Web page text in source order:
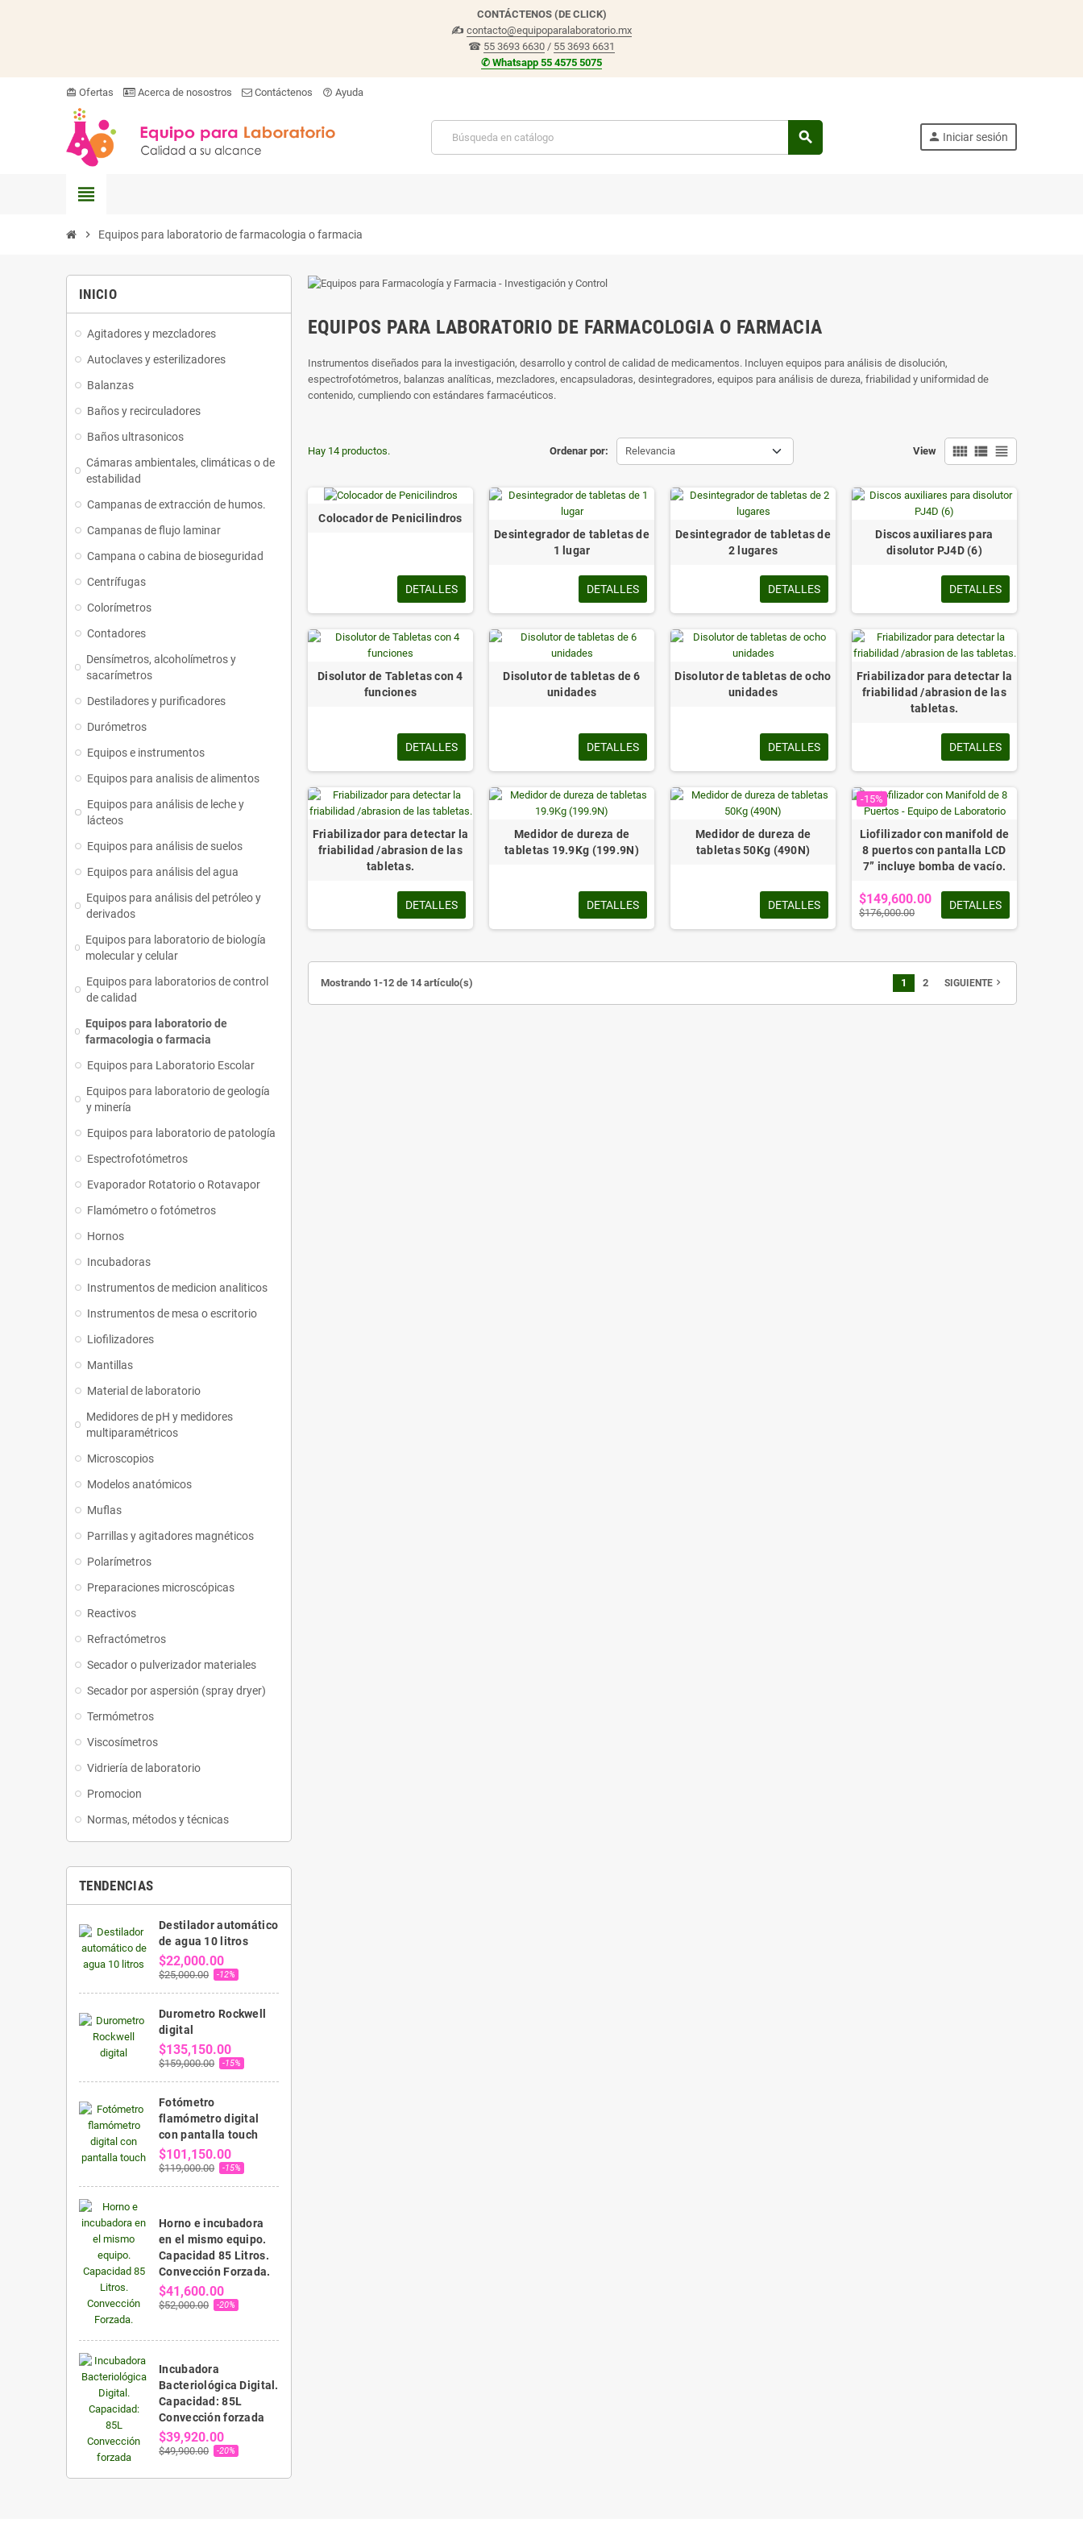
CONTÁCTENOS (DE CLICK)
✍ contacto@equipoparalaboratorio.mx
☎ 55 3693 6630 / 55 3693 6631
✆ Whatsapp 55 4575 5075
card_giftcard Ofertas Acerca de nosostros Contáctenos help_outline Ayuda
search person Iniciar sesión
view_headline
chevron_right Equipos para laboratorio de farmacologia o farmacia
INICIO
Agitadores y mezcladores
Autoclaves y esterilizadores
Balanzas
Baños y recirculadores
Baños ultrasonicos
Cámaras ambientales, climáticas o de
estabilidad
Campanas de extracción de humos.
Campanas de flujo laminar
Campana o cabina de bioseguridad
Centrífugas
Colorímetros
Contadores
Densímetros, alcoholímetros y
sacarímetros
Destiladores y purificadores
Durómetros
Equipos e instrumentos
Equipos para analisis de alimentos
Equipos para análisis de leche y
lácteos
Equipos para análisis de suelos
Equipos para análisis del agua
Equipos para análisis del petróleo y
derivados
Equipos para laboratorio de biología
molecular y celular
Equipos para laboratorios de control
de calidad
Equipos para laboratorio de
farmacologia o farmacia
Equipos para Laboratorio Escolar
Equipos para laboratorio de geología
y minería
Equipos para laboratorio de patología
Espectrofotómetros
Evaporador Rotatorio o Rotavapor
Flamómetro o fotómetros
Hornos
Incubadoras
Instrumentos de medicion analiticos
Instrumentos de mesa o escritorio
Liofilizadores
Mantillas
Material de laboratorio
Medidores de pH y medidores
multiparamétricos
Microscopios
Modelos anatómicos
Muflas
Parrillas y agitadores magnéticos
Polarímetros
Preparaciones microscópicas
Reactivos
Refractómetros
Secador o pulverizador materiales
Secador por aspersión (spray dryer)
Termómetros
Viscosímetros
Vidriería de laboratorio
Promocion
Normas, métodos y técnicas
TENDENCIAS
Destilador automático
de agua 10 litros
$22,000.00
$25,000.00 -12%
Durometro Rockwell
digital
$135,150.00
$159,000.00 -15%
Fotómetro
flamómetro digital
con pantalla touch
$101,150.00
$119,000.00 -15%
Horno e incubadora
en el mismo equipo.
Capacidad 85 Litros.
Convección Forzada.
$41,600.00
$52,000.00 -20%
Incubadora
Bacteriológica Digital.
Capacidad: 85L
Convección forzada
$39,920.00
$49,900.00 -20%
EQUIPOS PARA LABORATORIO DE FARMACOLOGIA O FARMACIA
Instrumentos diseñados para la investigación, desarrollo y control de calidad de medicamentos. Incluyen equipos para análisis de disolución,
espectrofotómetros, balanzas analíticas, mezcladores, encapsuladoras, desintegradores, equipos para análisis de dureza, friabilidad y uniformidad de
contenido, cumpliendo con estándares farmacéuticos.
Ordenar por: Relevancia View view_comfy view_list view_headline
Hay 14 productos.
Colocador de Penicilindros
DETALLES
Desintegrador de tabletas de
1 lugar
DETALLES
Desintegrador de tabletas de
2 lugares
DETALLES
Discos auxiliares para
disolutor PJ4D (6)
DETALLES
Disolutor de Tabletas con 4
funciones
DETALLES
Disolutor de tabletas de 6
unidades
DETALLES
Disolutor de tabletas de ocho
unidades
DETALLES
Friabilizador para detectar la
friabilidad /abrasion de las
tabletas.
DETALLES
Friabilizador para detectar la
friabilidad /abrasion de las
tabletas.
DETALLES
Medidor de dureza de
tabletas 19.9Kg (199.9N)
DETALLES
Medidor de dureza de
tabletas 50Kg (490N)
DETALLES
-15%
Liofilizador con manifold de
8 puertos con pantalla LCD
7” incluye bomba de vacío.
$149,600.00
$176,000.00
DETALLES
Mostrando 1-12 de 14 artículo(s) 1 2 SIGUIENTEnavigate_next